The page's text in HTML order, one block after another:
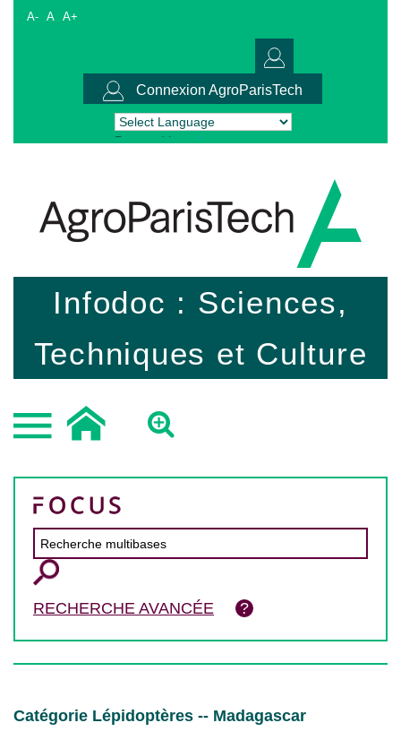
A- A A+
Connexion AgroParisTech
Powered by Translate
Infodoc : Sciences,
Techniques et Culture
RECHERCHE AVANCÉE
Catégorie Lépidoptères -- Madagascar